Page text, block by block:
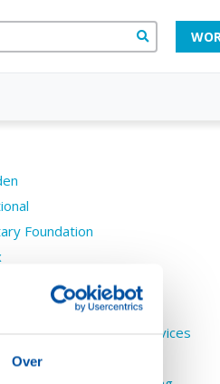
Over
Foundation
D1600
slag met vocational services
presentatie